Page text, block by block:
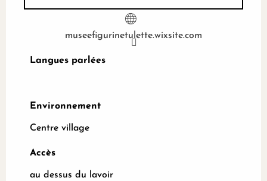
museefigurinetulette.wixsite.com
Langues parlées
Langues parlées
Environnement
Environnement
Centre village
Accès
Accès
au dessus du lavoir